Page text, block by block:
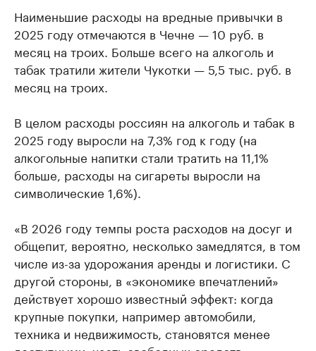
Наименьшие расходы на вредные привычки в
2025 году отмечаются в Чечне — 10 руб. в
месяц на троих. Больше всего на алкоголь и
табак тратили жители Чукотки — 5,5 тыс. руб. в
месяц на троих.
В целом расходы россиян на алкоголь и табак в
2025 году выросли на 7,3% год к году (на
алкогольные напитки стали тратить на 11,1%
больше, расходы на сигареты выросли на
символические 1,6%).
«В 2026 году темпы роста расходов на досуг и
общепит, вероятно, несколько замедлятся, в том
числе из-за удорожания аренды и логистики. С
другой стороны, в «экономике впечатлений»
действует хорошо известный эффект: когда
крупные покупки, например автомобили,
техника и недвижимость, становятся менее